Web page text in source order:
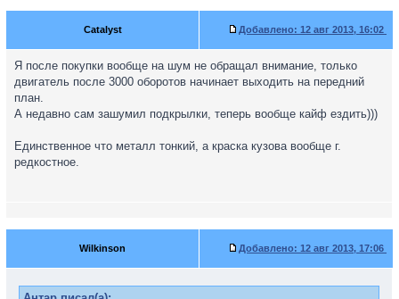
Catalyst Добавлено: 12 авг 2013, 16:02
Я после покупки вообще на шум не обращал внимание, только
двигатель после 3000 оборотов начинает выходить на передний
план.
А недавно сам зашумил подкрылки, теперь вообще кайф ездить)))
Единственное что металл тонкий, а краска кузова вообще г.
редкостное.
Wilkinson Добавлено: 12 авг 2013, 17:06